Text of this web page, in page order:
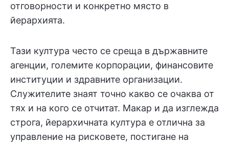
отговорности и конкретно място в
йерархията.
Тази култура често се среща в държавните
агенции, големите корпорации, финансовите
институции и здравните организации.
Служителите знаят точно какво се очаква от
тях и на кого се отчитат. Макар и да изглежда
строга, йерархичната култура е отлична за
управление на рисковете, постигане на